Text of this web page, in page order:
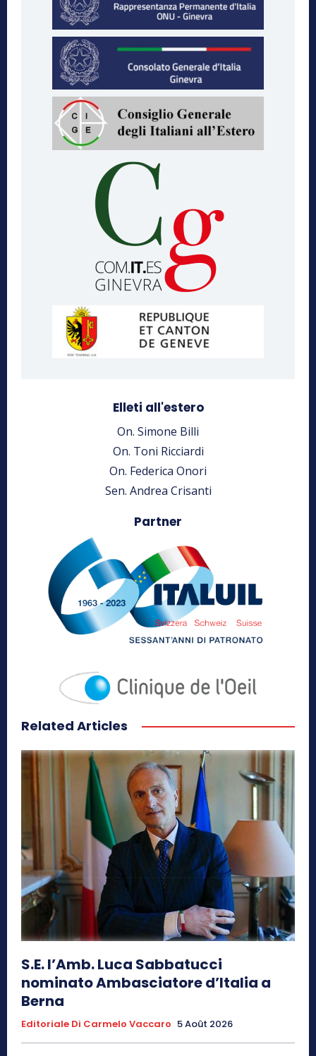
Elleti all'estero
On. Simone Billi
On. Toni Ricciardi
On. Federica Onori
Sen. Andrea Crisanti
Partner
Related Articles
S.E. l’Amb. Luca Sabbatucci
nominato Ambasciatore d’Italia a
Berna
Editoriale Di Carmelo Vaccaro 5 Août 2026